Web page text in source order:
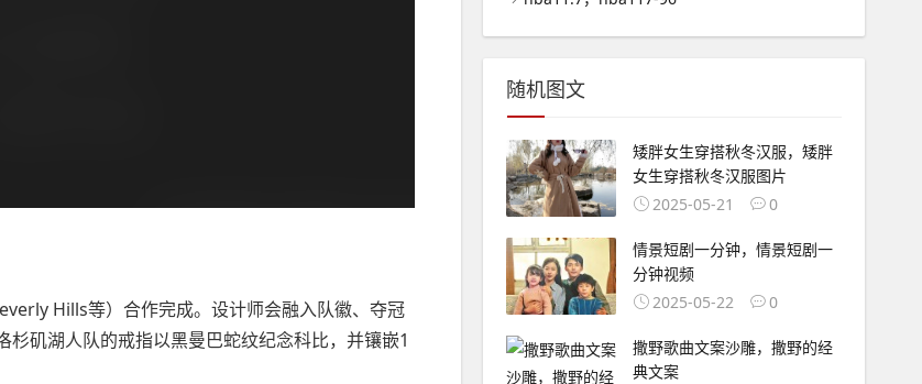
Hills等）合作完成。设计师会融入队徽、夺冠
矶湖人队的戒指以黑曼巴蛇纹纪念科比，并镶嵌1
随机图文
矮胖女生穿搭秋冬汉服，矮胖
女生穿搭秋冬汉服图片
2025-05-21
0
情景短剧一分钟，情景短剧一
分钟视频
2025-05-22
0
撒野歌曲文案沙雕，撒野的经
典文案